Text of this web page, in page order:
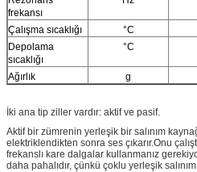
frekansı
Çalışma sıcaklığı °C
Depolama
sıcaklığı
°C
Ağırlık g
İki ana tip ziller vardır: aktif ve pasif.
Aktif bir zümrenin yerleşik bir salınım
elektriklendikten sonra ses çıkarır.Onu
frekanslı kare dalgalar kullanmanız
daha pahalıdır, çünkü çoklu yerleşik